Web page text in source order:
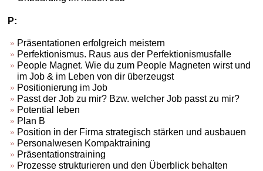
P:
Präsentationen erfolgreich meistern
Perfektionismus. Raus aus der Perfektionismusfalle
People Magnet. Wie du zum People Magneten wirst und
im Job & im Leben von dir überzeugst
Positionierung im Job
Passt der Job zu mir? Bzw. welcher Job passt zu mir?
Potential leben
Plan B
Position in der Firma strategisch stärken und ausbauen
Personalwesen Kompaktraining
Präsentationstraining
Prozesse strukturieren und den Überblick behalten